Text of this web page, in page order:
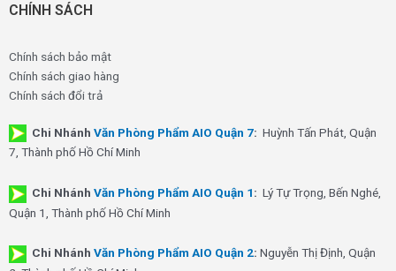
CHÍNH SÁCH
Chính sách bảo mật
Chính sách giao hàng
Chính sách đổi trả
Chi Nhánh Văn Phòng Phẩm AIO Quận 7: Huỳnh Tấn Phát, Quận
7, Thành phố Hồ Chí Minh
Chi Nhánh Văn Phòng Phẩm AIO Quận 1: Lý Tự Trọng, Bến Nghé,
Quận 1, Thành phố Hồ Chí Minh
Chi Nhánh Văn Phòng Phẩm AIO Quận 2: Nguyễn Thị Định, Quận